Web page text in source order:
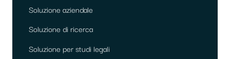
Soluzione aziendale
Soluzione di ricerca
Soluzione per studi legali